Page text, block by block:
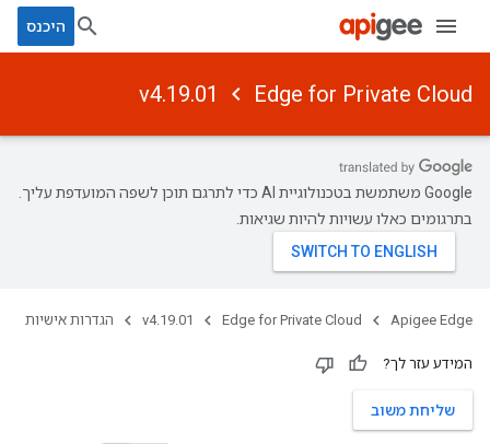
היכנס
Edge for Private Cloud
v4.19.01
‫Google משתמשת בטכנולוגיית AI כדי לתרגם תוכן לשפה המועדפת עליך.
בתרגומים כאלו עשויות להיות שגיאות.
Apigee Edge
Edge for Private Cloud
v4.19.01 הגדרות אישיות
המידע עזר לך?
שליחת משוב